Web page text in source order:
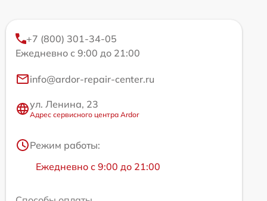
+7 (800) 301-34-05
Ежедневно с 9:00 до 21:00
info@ardor-repair-center.ru
ул. Ленина, 23
Адрес сервисного центра Ardor
Режим работы:
Ежедневно с 9:00 до 21:00